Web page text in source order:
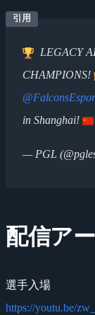
LEGACY
CHAMPIONS!
in Shanghai!
— PGL
配信ア
選手入場
https://youtu.be/